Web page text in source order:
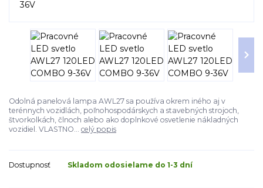
Odolná panelová lampa AWL27 sa používa okrem iného aj v
terénnych vozidlách, poľnohospodárskych a stavebných strojoch,
štvorkolkách, člnoch alebo ako doplnkové osvetlenie nákladných
vozidiel. VLASTNO... celý popis
Dostupnosť Skladom odosielame do 1-3 dní